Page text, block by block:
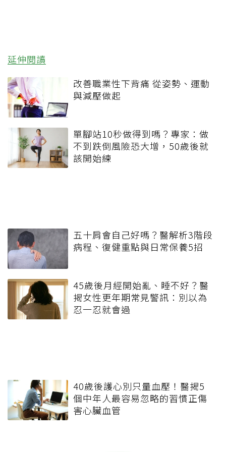
延伸閱讀
改善職業性下背痛 從姿勢、運動
與減壓做起
單腳站10秒做得到嗎？專家：做
不到跌倒風險恐大增，50歲後就
該開始練
五十肩會自己好嗎？醫解析3階段
病程、復健重點與日常保養5招
45歲後月經開始亂、睡不好？醫
揭女性更年期常見警訊：別以為
忍一忍就會過
40歲後護心別只量血壓！醫揭5
個中年人最容易忽略的習慣正傷
害心臟血管